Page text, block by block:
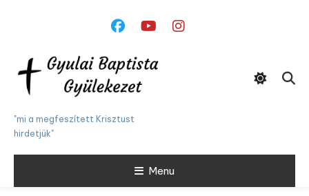
"mi a megfeszített Krisztust
hirdetjük"
Menu